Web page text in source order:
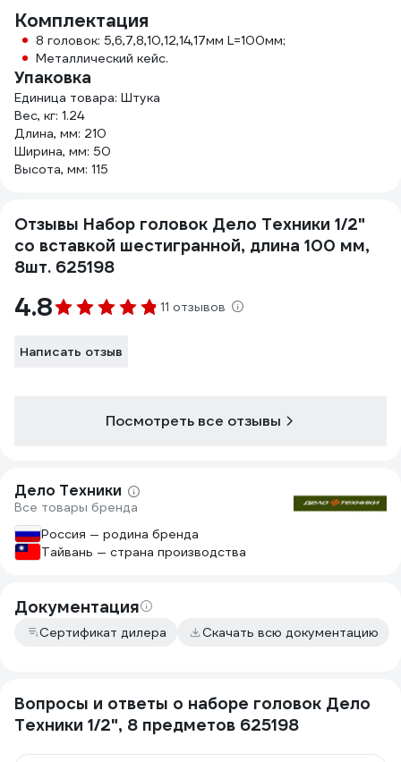
Комплектация
8 головок: 5,6,7,8,10,12,14,17мм L=100мм;
Металлический кейс.
Упаковка
Единица товара: Штука
Вес, кг: 1.24
Длина, мм: 210
Ширина, мм: 50
Высота, мм: 115
Отзывы Набор головок Дело Техники 1/2"
со вставкой шестигранной, длина 100 мм,
8шт. 625198
4.8 11 отзывов
Написать отзыв
Посмотреть все отзывы
Дело Техники
Все товары бренда
Россия — родина бренда
Тайвань — страна производства
Документация
Сертификат дилера Скачать всю документацию
Вопросы и ответы о наборе головок Дело
Техники 1/2", 8 предметов 625198